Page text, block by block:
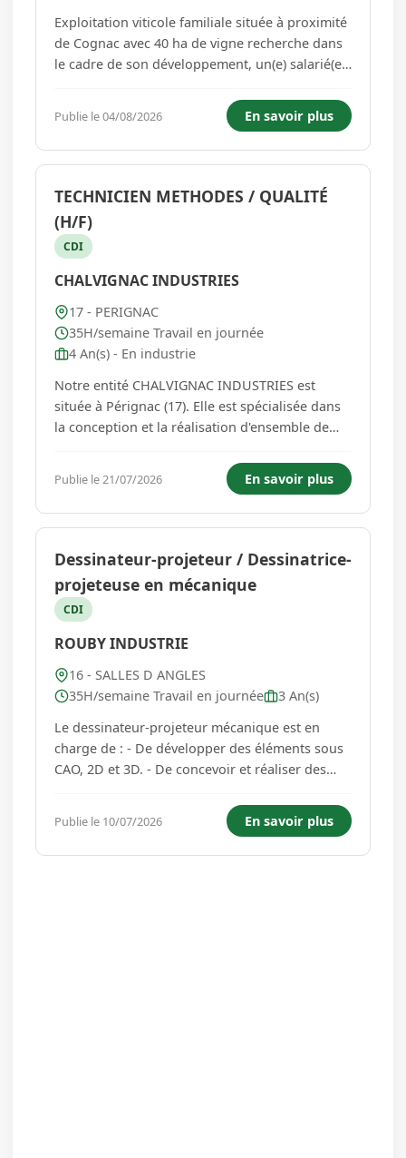
Exploitation viticole familiale située à proximité
de Cognac avec 40 ha de vigne recherche dans
le cadre de son développement, un(e) salarié(e)
chef de culture, les travaux seront variés en a...
Publie le 04/08/2026 En savoir plus
TECHNICIEN METHODES / QUALITÉ
(H/F)
CDI
CHALVIGNAC INDUSTRIES
17 - PERIGNAC
35H/semaine Travail en journée
4 An(s) - En industrie
Notre entité CHALVIGNAC INDUSTRIES est
située à Pérignac (17). Elle est spécialisée dans
la conception et la réalisation d'ensemble de
pharmaceutique, chimique et agro-alimentaire.
Rattaché(e) au Responsable de site, vous
travaillerez en syne...
Publie le 21/07/2026 En savoir plus
Dessinateur-projeteur / Dessinatrice-
projeteuse en mécanique
CDI
ROUBY INDUSTRIE
16 - SALLES D ANGLES
35H/semaine Travail en journée
3 An(s)
Le dessinateur-projeteur mécanique est en
charge de : - De développer des éléments sous
CAO, 2D et 3D. - De concevoir et réaliser des
mécaniques. - De mener des études de
conception. - De contrôler et valider les plans. -
De proposer des solutions techn...
Publie le 10/07/2026 En savoir plus